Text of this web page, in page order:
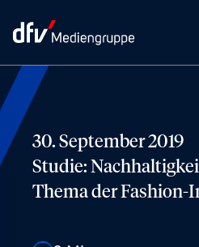
30. September 2019
Studie:
Thema der Fashion-